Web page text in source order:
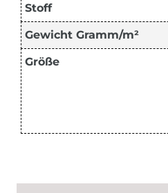
Stoff
Gewicht Gramm/m²
Größe